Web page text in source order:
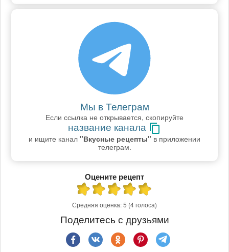
Мы в Телеграм
Если ссылка не открывается, скопируйте
название канала
и ищите канал "Вкусные рецепты" в приложении
телеграм.
Оцените рецепт
Средняя оценка:5 (4 голоса)
Поделитесь с друзьями